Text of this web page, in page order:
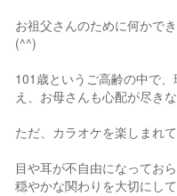
お祖父さんのために何かで
(^^)
101歳というご高齢の中で
え、お母さんも心配が尽きな
ただ、カラオケを楽しまれ
目や耳が不自由になってお
穏やかな関わりを大切にし